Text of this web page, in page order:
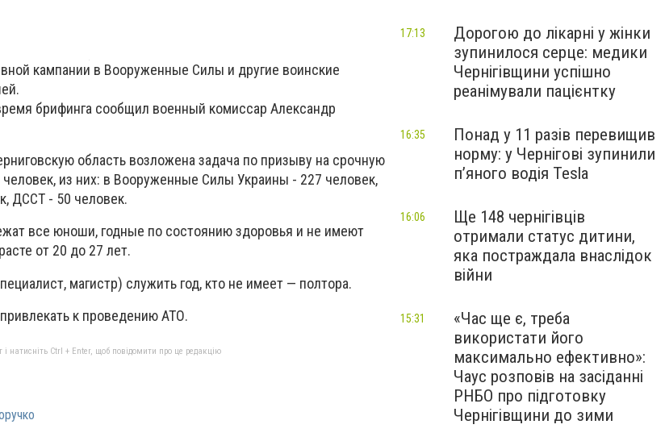
кампании в Вооруженные Силы и другие воинские
брифинга сообщил военный комиссар Александр
область возложена задача по призыву на срочную
из них: в Вооруженные Силы Украины - 227 человек,
ДССТ - 50 человек.
все юноши, годные по состоянию здоровья и не имеют
от 20 до 27 лет.
магистр) служить год, кто не имеет — полтора.
к проведению АТО.
натисніть Ctrl + Enter, щоб повідомити про це редакцію
Дорогою до лікарні у жінки
зупинилося серце: медики
Чернігівщини успішно
реанімували пацієнтку
17:13
Понад у 11 разів перевищив
норму: у Чернігові зупинили
пʼяного водія Tesla
16:35
Ще 148 чернігівців
отримали статус дитини,
яка постраждала внаслідок
війни
16:06
«Час ще є, треба
використати його
максимально ефективно»:
Чаус розповів на засіданні
РНБО про підготовку
Чернігівщини до зими
15:31